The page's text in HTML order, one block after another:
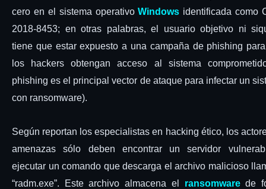
cero en el sistema operativoWindows identificada como
2018-8453; en otras palabras, el usuario objetivo ni
tiene que estar expuesto a una campaña de phishing
los hackers obtengan acceso al sistema
phishing es el principal vector de ataque para infectar un
con ransomware).
Según reportan los especialistas en hacking ético, los
amenazas sólo deben encontrar un servidor
ejecutar un comando que descarga el archivo malicioso
“radm.exe”. Este archivo almacena el ransomwarede